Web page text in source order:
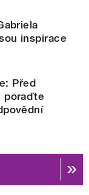
inspirace
Před
poraďte